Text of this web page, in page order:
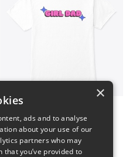
$5
×
ads and to analyse
about your use of our
partners who may
you’ve provided to